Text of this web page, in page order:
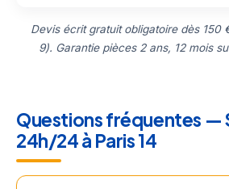
Devis écrit gratuit obligatoire dès 150
9). Garantie pièces 2 ans, 12 mois
Questions fréquentes —
24h/24 à Paris 14